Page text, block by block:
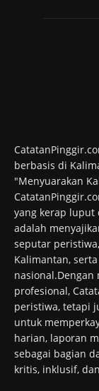
berbasis di
"Menyuarakan
yang kerap luput
adalah
seputar
Kalimantan,
profesional,
peristiwa, tetapi
untuk
harian, laporan
sebagai bagian
kritis, inklusif,